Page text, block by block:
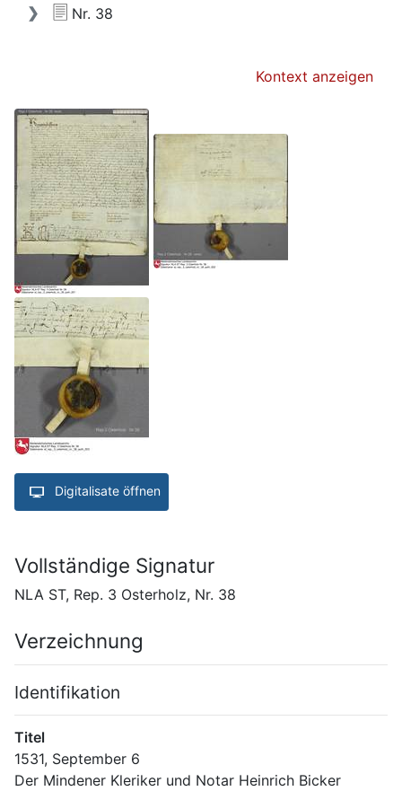
Nr. 38
Kontext anzeigen
Digitalisate öffnen
Vollständige Signatur
NLA ST, Rep. 3 Osterholz, Nr. 38
Verzeichnung
Identifikation
Titel
1531, September 6
Der Mindener Kleriker und Notar Heinrich Bicker